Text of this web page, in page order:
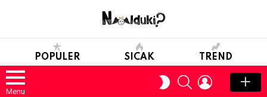
POPULER SICAK TREND
Menu
SWITCH
SKIN
SEARCHLOGIN